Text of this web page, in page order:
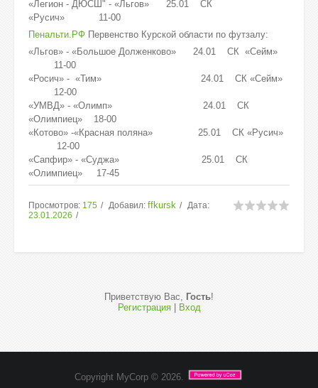
«Легион - ДЮСШ" - «Льгов» 25.01 СК
«Русич» 11-00
Пенальти.РФ Первенство Курской области по футзалу:
«Льгов» - «Большое Долженково» 24.01 СК «Сейм»
11-00
«Росич» - «Тим» 24.01 СК «Сейм»
12-00
«УМВД» - «Олимп» 24.01 СК
«Олимпиец» 18-00
«Котово» -«Красная поляна» 25.01 СК «Русич»
12-00
«Сапфир» - «Суджа» 25.01 СК
«Олимпиец» 17-45
Просмотров: 175 Добавил: ffkursk
Дата:
23.01.2026
Приветствую Вас, Гость!
Регистрация| Вход
Copyright MyCorp © 2026.